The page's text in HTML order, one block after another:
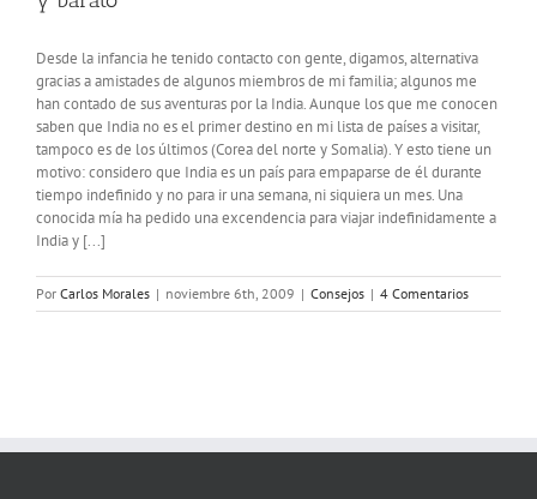
Desde la infancia he tenido contacto con gente, digamos, alternativa
gracias a amistades de algunos miembros de mi familia; algunos me
han contado de sus aventuras por la India. Aunque los que me conocen
saben que India no es el primer destino en mi lista de países a visitar,
tampoco es de los últimos (Corea del norte y Somalia). Y esto tiene un
motivo: considero que India es un país para empaparse de él durante
tiempo indefinido y no para ir una semana, ni siquiera un mes. Una
conocida mía ha pedido una excendencia para viajar indefinidamente a
India y [...]
Por Carlos Morales | noviembre 6th, 2009 | Consejos | 4 Comentarios